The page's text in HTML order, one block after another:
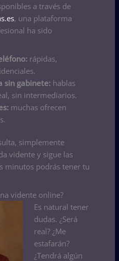
a través de
, una plataforma
ha sido
rápidas,
sin gabinete:hablas
sin intermediarios.
muchas ofrecen
simplemente
vidente y sigue las
minutos podrás tener tu
vidente online?
Es natural tener
dudas. ¿Será
real? ¿Me
estafarán?
¿Tendrá algún